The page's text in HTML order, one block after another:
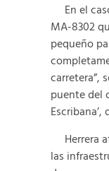
En el
MA-8302
pequeño
carretera”,
puente del
Herrera
las